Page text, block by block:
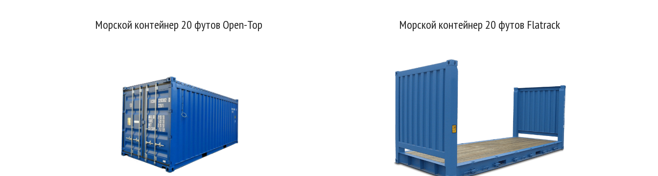
Морской контейнер 20 футов Open-Top Морской контейнер 20 футов Flatrack